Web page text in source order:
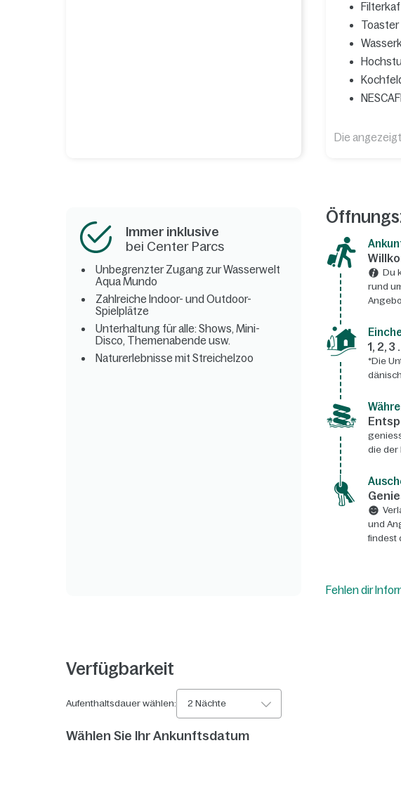
Toaster
Die
Immer inklusive
bei Center Parcs
Unbegrenzter Zugang zur Wasserwelt
Aqua Mundo
Zahlreiche Indoor- und Outdoor-
Spielplätze
Unterhaltung für alle: Shows, Mini-
Disco, Themenabende usw.
Naturerlebnisse mit Streichelzoo
Du
rund
1, 2,
*Die
die der
und
findest
Fehlen dir
Verfügbarkeit
Aufenthaltsdauer wählen: 2 Nächte
Wählen Sie Ihr Ankunftsdatum